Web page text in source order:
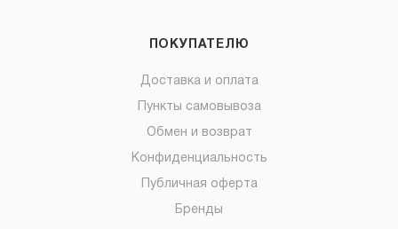
ПОКУПАТЕЛЮ
Доставка и оплата
Пункты самовывоза
Обмен и возврат
Конфиденциальность
Публичная оферта
Бренды